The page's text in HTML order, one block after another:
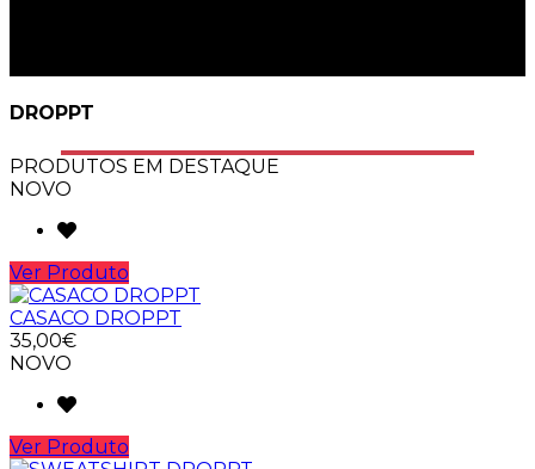
DROPPT
PRODUTOS EM DESTAQUE
NOVO
Ver Produto
CASACO DROPPT
35,00€
NOVO
Ver Produto